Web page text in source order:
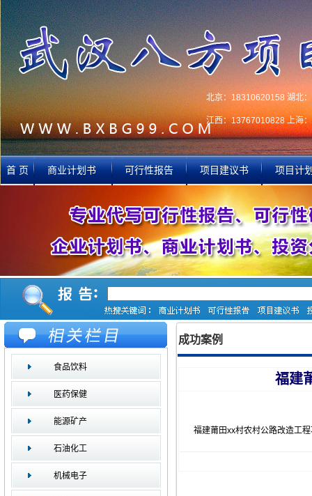
北京：18310620158 湖北
江西：13767010828 上海
首 页 商业计划书 可行性报告 项目建议书 项目计
食品饮料
医药保健
能源矿产
石油化工
机械电子
成功案例
福建
福建莆田xx村农村公路改造工